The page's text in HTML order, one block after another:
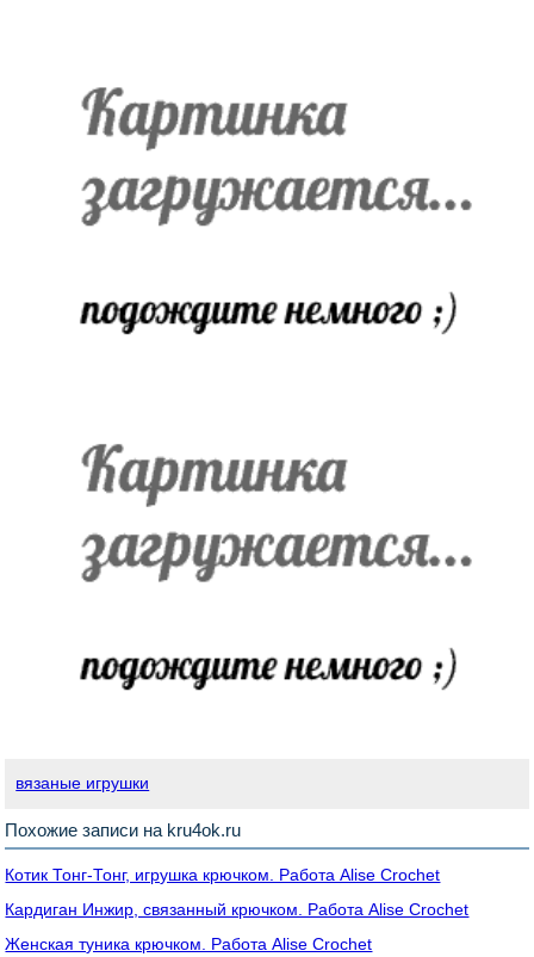
вязаные игрушки
Похожие записи на kru4ok.ru
Котик Тонг-Тонг, игрушка крючком. Работа Alise Crochet
Кардиган Инжир, связанный крючком. Работа Alise Crochet
Женская туника крючком. Работа Alise Crochet